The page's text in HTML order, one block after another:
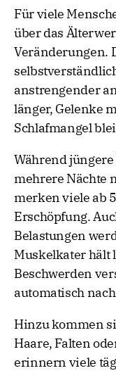
Für viele
über das
Veränderungen.
anstrengender
länger, Gelenke
Schlafmangel
Während
mehrere Nächte
merken viele ab
Erschöpfung.
Belastungen
Muskelkater hält
Beschwerden
automatisch
Hinzu kommen
Haare, Falten
erinnern viele